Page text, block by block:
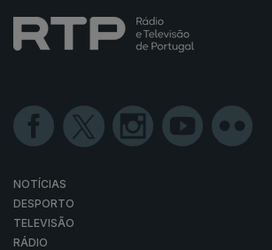
NOTÍCIAS
DESPORTO
TELEVISÃO
RÁDIO